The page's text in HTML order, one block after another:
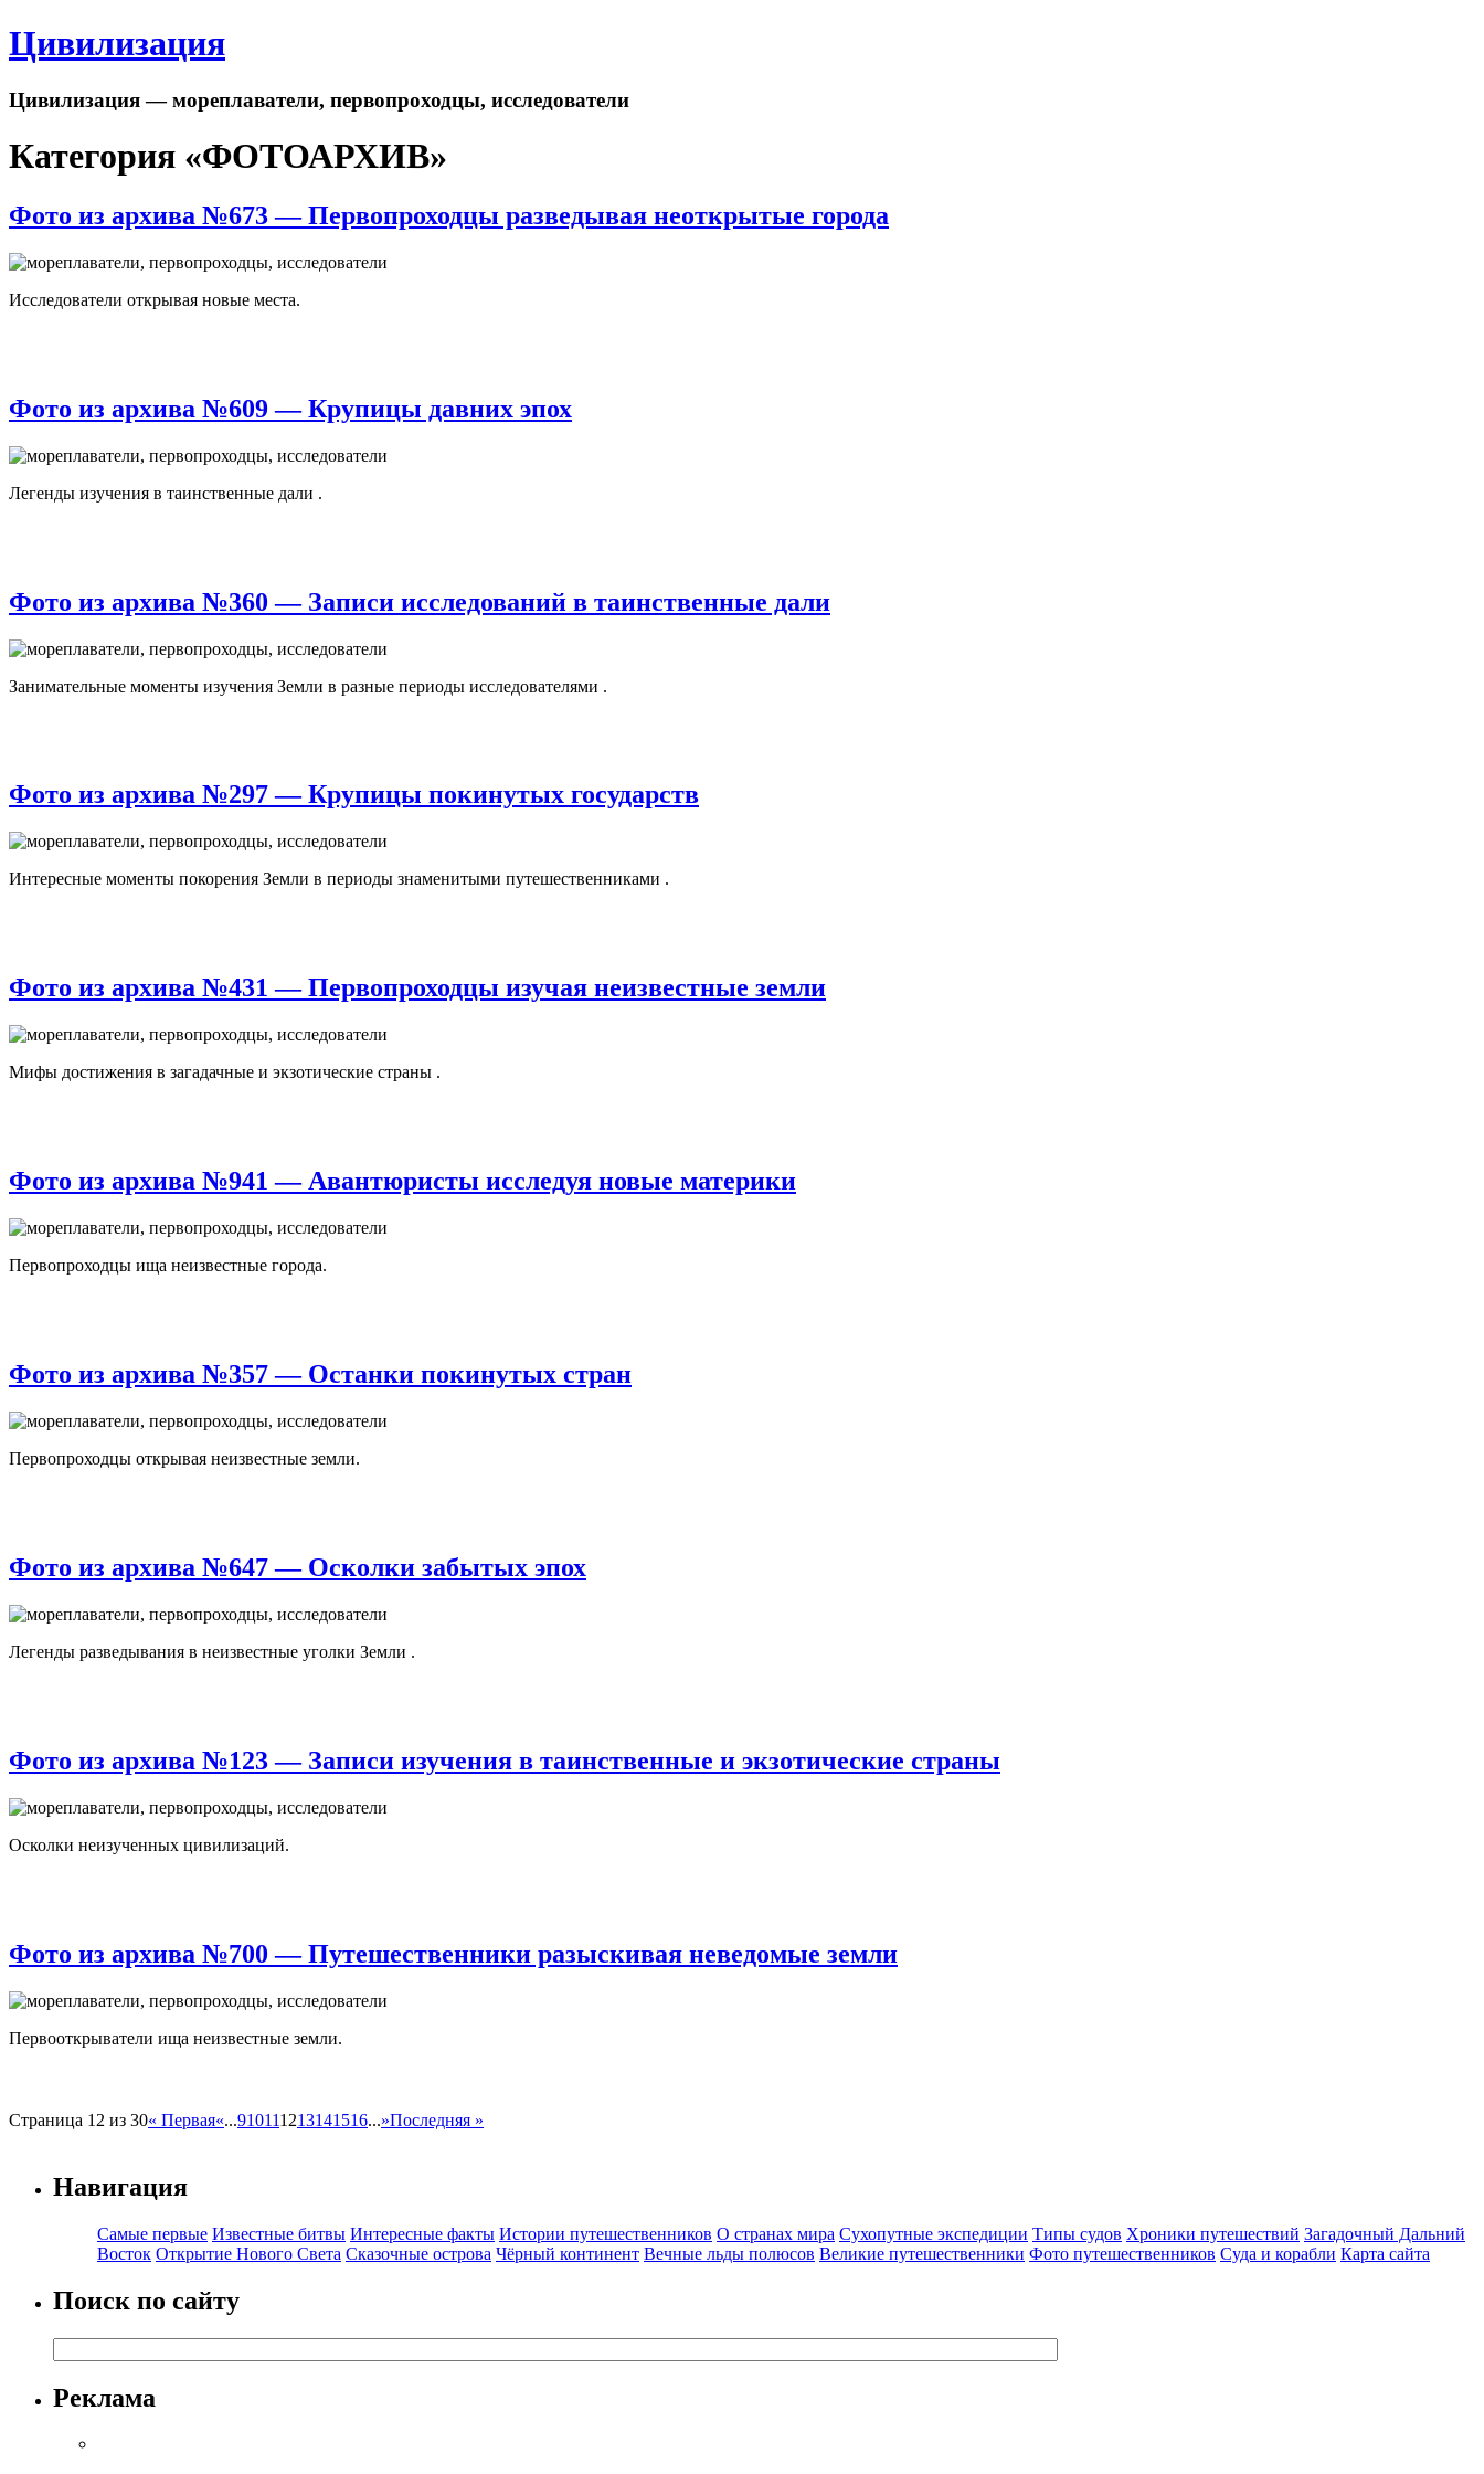
Цивилизация
Цивилизация — мореплаватели, первопроходцы, исследователи
Категория «ФОТОАРХИВ»
Фото из архива №673 — Первопроходцы разведывая неоткрытые города
Исследователи открывая новые места.
Фото из архива №609 — Крупицы давних эпох
Легенды изучения в таинственные дали .
Фото из архива №360 — Записи исследований в таинственные дали
Занимательные моменты изучения Земли в разные периоды исследователями .
Фото из архива №297 — Крупицы покинутых государств
Интересные моменты покорения Земли в периоды знаменитыми путешественниками .
Фото из архива №431 — Первопроходцы изучая неизвестные земли
Мифы достижения в загадачные и экзотические страны .
Фото из архива №941 — Авантюристы исследуя новые материки
Первопроходцы ища неизвестные города.
Фото из архива №357 — Останки покинутых стран
Первопроходцы открывая неизвестные земли.
Фото из архива №647 — Осколки забытых эпох
Легенды разведывания в неизвестные уголки Земли .
Фото из архива №123 — Записи изучения в таинственные и экзотические страны
Осколки неизученных цивилизаций.
Фото из архива №700 — Путешественники разыскивая неведомые земли
Первооткрыватели ища неизвестные земли.
Страница 12 из 30« Первая«...910111213141516...»Последняя »
Навигация
Самые первые Известные битвы Интересные факты Истории путешественников О странах мира Сухопутные экспедиции Типы судов Хроники путешествий Загадочный Дальний
Восток Открытие Нового Света Сказочные острова Чёрный континент Вечные льды полюсов Великие путешественники Фото путешественников Суда и корабли Карта сайта
Поиск по сайту
Реклама